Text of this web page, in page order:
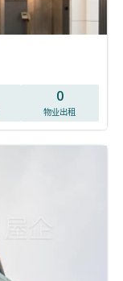
0
物业出租